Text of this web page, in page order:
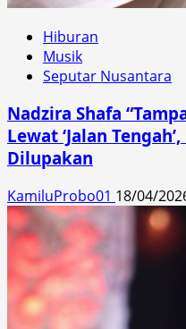
Hiburan
Musik
Seputar Nusantara
Nadzira Shafa
Lewat ‘Jalan
Dilupakan
KamiluProbo01 18/04/